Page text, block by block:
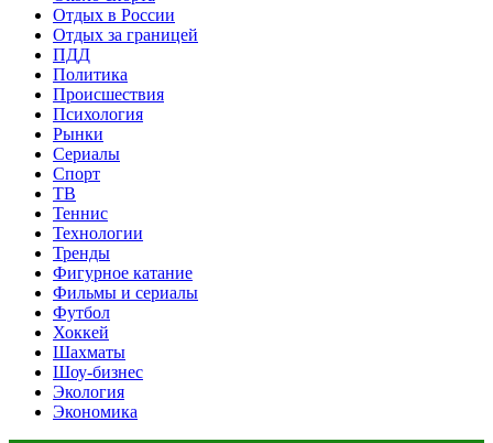
Отдых в России
Отдых за границей
ПДД
Политика
Происшествия
Психология
Рынки
Сериалы
Спорт
ТВ
Теннис
Технологии
Тренды
Фигурное катание
Фильмы и сериалы
Футбол
Хоккей
Шахматы
Шоу-бизнес
Экология
Экономика